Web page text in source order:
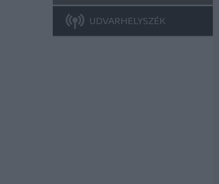
UDVARHELYSZÉK